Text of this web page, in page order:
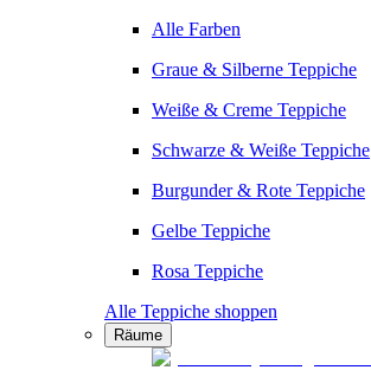
Alle Farben
Graue & Silberne Teppiche
Weiße & Creme Teppiche
Schwarze & Weiße Teppiche
Burgunder & Rote Teppiche
Gelbe Teppiche
Rosa Teppiche
Alle Teppiche shoppen
Räume